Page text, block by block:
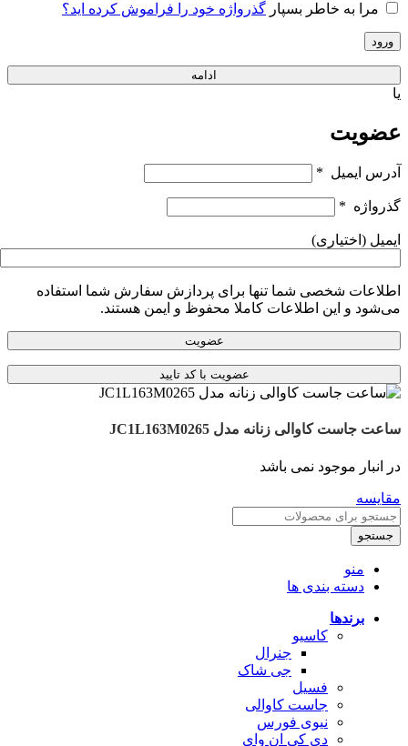
مرا به خاطر بسپار گذرواژه خود را فراموش کرده اید؟
ورود
ادامه
یا
عضویت
آدرس ایمیل *
گذرواژه *
ایمیل (اختیاری)
اطلاعات شخصی شما تنها برای پردازش سفارش شما استفاده
می‌شود و این اطلاعات کاملا محفوظ و ایمن هستند.
عضویت
ساعت جاست کاوالی زنانه مدل JC1L163M0265
در انبار موجود نمی باشد
مقایسه
جستجو
منو
دسته بندی ها
برندها
کاسیو
جنرال
جی شاک
فسیل
جاست کاوالی
نیوی فورس
دی کی ان وای